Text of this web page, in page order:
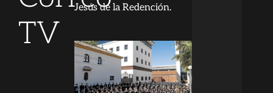
TV
Jesús de la Redención.